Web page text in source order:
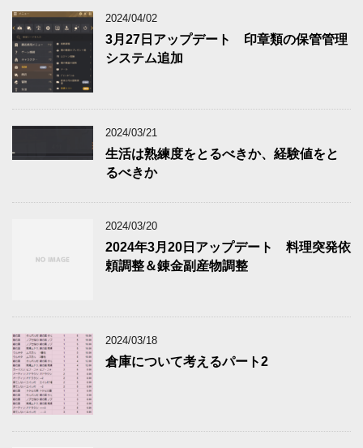
2024/04/02
3月27日アップデート 印章類の保管管理
システム追加
2024/03/21
生活は熟練度をとるべきか、経験値をと
るべきか
2024/03/20
2024年3月20日アップデート 料理突発依
頼調整＆錬金副産物調整
2024/03/18
倉庫について考えるパート2